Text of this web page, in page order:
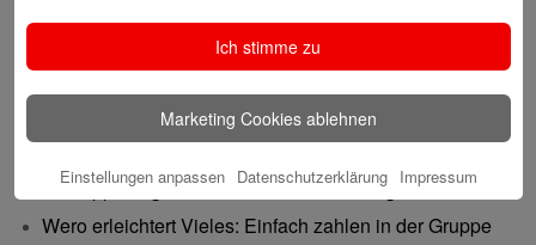
Neueste Beiträge
Gutes tun – Freude teilen
Verdoppelungsaktion war ein voller Erfolg
Wero erleichtert Vieles: Einfach zahlen in der Gruppe
Ich stimme zu
Marketing Cookies ablehnen
Einstellungen anpassen Datenschutzerklärung Impressum